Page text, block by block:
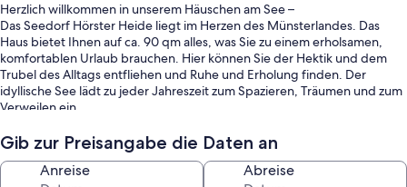
Herzlich willkommen in unserem Häuschen am See –
Das Seedorf Hörster Heide liegt im Herzen des Münsterlandes. Das
Haus bietet Ihnen auf ca. 90 qm alles, was Sie zu einem erholsamen,
komfortablen Urlaub brauchen. Hier können Sie der Hektik und dem
Trubel des Alltags entfliehen und Ruhe und Erholung finden. Der
idyllische See lädt zu jeder Jahreszeit zum Spazieren, Träumen und zum
Verweilen ein.
uralter Balkendecke fertiggestellt.
Es steht in fast unberührter Natur und liegt in 60 m Entfernung (Google
Maps) zum See in ruhiger, erholsamer Lage.
Gib zur Preisangabe die Daten an
Anreise Abreise